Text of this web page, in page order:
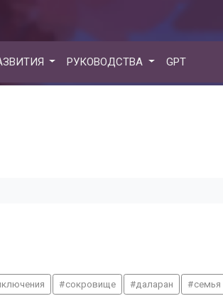
РУКОВОДСТВА GPT
сокровище даларан семья